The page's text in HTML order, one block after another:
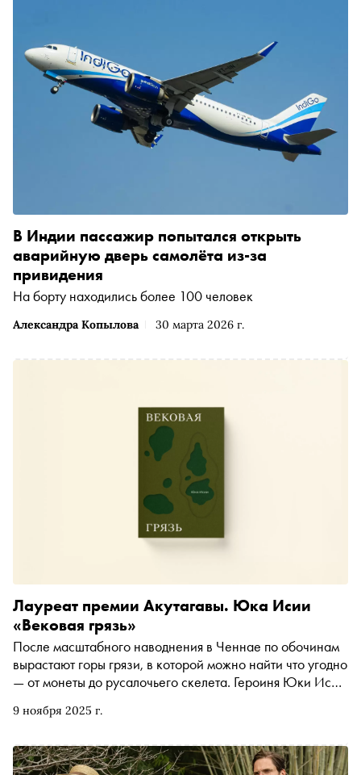
Александра Копылова 30 марта 2026 г.
В Индии пассажир попытался открыть
аварийную дверь самолёта из-за
привидения
На борту находились более 100 человек
9 ноября 2025 г.
Лауреат премии Акутагавы. Юка Исии
«Вековая грязь»
После масштабного наводнения в Ченнае по обочинам
вырастают горы грязи, в которой можно найти что угодно
— от монеты до русалочьего скелета. Героиня Юки Исии
мифов, странных обычаев и жутковатых традиций —
Варанаси. «Сноб» публикует фрагмент романа,
вышедшего в издательстве NoAge, в переводе с